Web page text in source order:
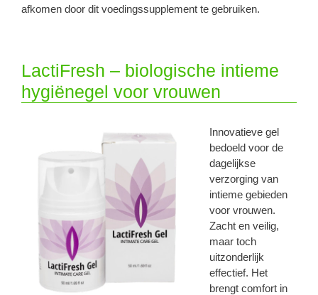
afkomen door dit voedingssupplement te gebruiken.
LactiFresh – biologische intieme
hygiënegel voor vrouwen
Innovatieve gel
bedoeld voor de
dagelijkse
verzorging van
intieme gebieden
voor vrouwen.
Zacht en veilig,
maar toch
uitzonderlijk
effectief. Het
brengt comfort in